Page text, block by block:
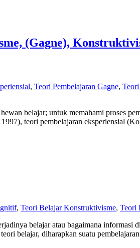
(Gagne),
, Teori Pembelajaran Gagne,
belajar; untuk memahami proses
teori pembelajaran eksperiensial
, Teori Belajar Konstruktivisme, Teori
belajar atau bagaimana
belajar, diharapkan suatu